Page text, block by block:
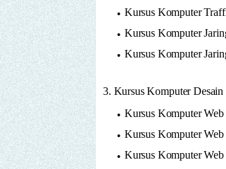
Kursus Komputer
Kursus Komputer
Kursus Komputer
3. Kursus Komputer
Kursus Komputer
Kursus Komputer
Kursus Komputer Web